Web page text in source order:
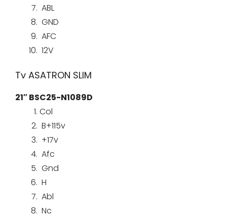
ABL
GND
AFC
12V
Tv ASATRON SLIM
21″ BSC25-N1089D
Col
B+115v
+17v
Afc
Gnd
H
Abl
Nc